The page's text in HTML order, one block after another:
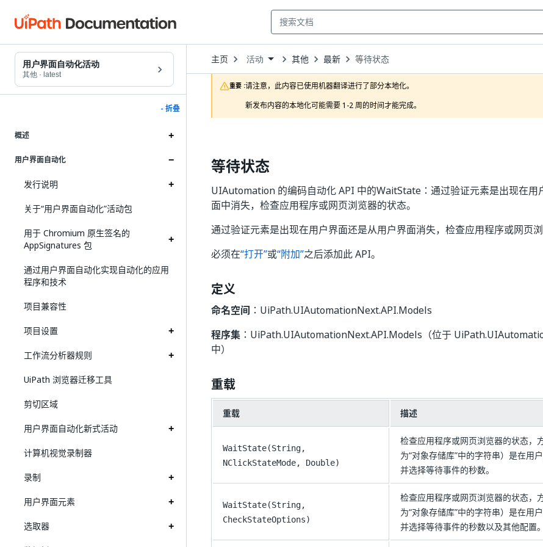
用户界面自动化活动
其他 · latest
- 折叠
概述
用户界面自动化
发行说明
关于“用户界面自动化”活动包
用于 Chromium 原生签名的
AppSignatures 包
通过用户界面自动化实现自动化的应用
程序和技术
项目兼容性
项目设置
工作流分析器规则
UiPath 浏览器迁移工具
剪切区域
用户界面自动化新式活动
计算机视觉录制器
录制
用户界面元素
选取器
主页 Open
Dropdown
to
choose
product
活动 其他 最新 等待状态
重要 :请注意，此内容已使用机器翻译进行了部分本地化。
新发布内容的本地化可能需要 1-2 周的时间才能完成。
等待状态
UIAutomation 的编码自动化 API 中的WaitState：通过验证元素是出现在用
面中消失，检查应用程序或网页浏览器的状态。
通过验证元素是出现在用户界面还是从用户界面消失，检查应用程序或网页浏
必须在“打开”或“附加”之后添加此 API。
定义
命名空间 ：UiPath.UIAutomationNext.API.Models
程序集 ：UiPath.UIAutomationNext.API.Models（位于
中）
重载
重载 描述
WaitState(String,
NClickStateMode, Double)
检查应用程序或网页浏览器的状态，
为“对象存储库”中的字符串）是在用
并选择等待事件的秒数。
WaitState(String,
CheckStateOptions)
检查应用程序或网页浏览器的状态，
为“对象存储库”中的字符串）是在用
并选择等待事件的秒数以及其他配置。